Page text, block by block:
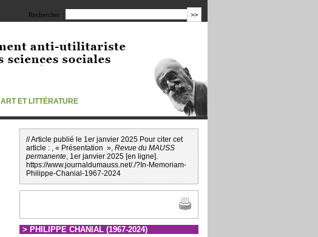
Rechercher :
ART ET LITTÉRATURE
// Article publié le 1er janvier 2025 Pour citer cet
article : , « Présentation », Revue du MAUSS
permanente, 1er janvier 2025 [en ligne].
https://www.journaldumauss.net/./?In-Memoriam-
Philippe-Chanial-1967-2024
> PHILIPPE CHANIAL (1967-2024)